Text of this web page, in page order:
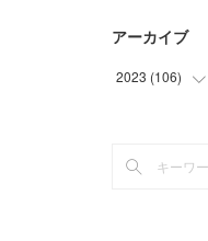
アーカイブ
2023 (106)
(